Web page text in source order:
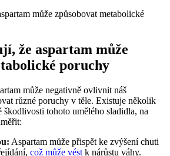
že aspartam může
poruchy
může negativně ovlivnit náš
různé poruchy v těle. Existuje několik
tohoto umělého sladidla, na
Aspartam může přispět ke zvýšení chuti
což může vést k nárůstu váhy.